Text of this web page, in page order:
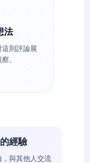
法
則評論展
。
經驗
與其他人交流